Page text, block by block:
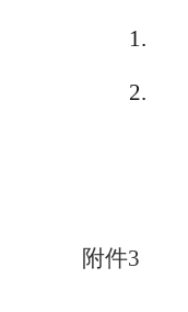
1.
2.
附件3